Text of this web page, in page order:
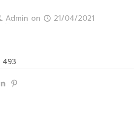
Admin on 21/04/2021
493